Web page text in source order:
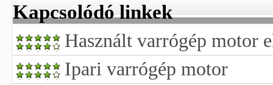
Kapcsolódó linkek
Használt varrógép motor
Ipari varrógép motor